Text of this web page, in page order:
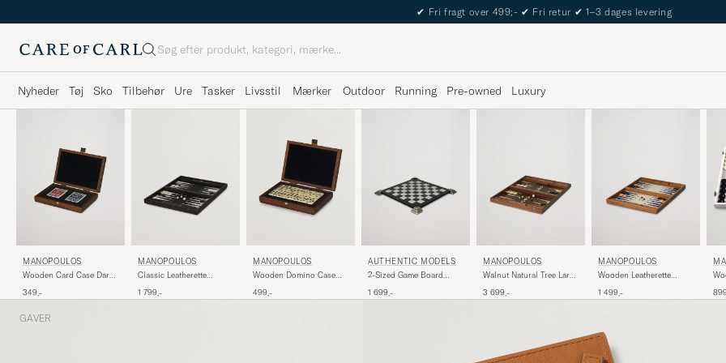
✔ Fri fragt over 499;- ✔ Fri retur ✔ 1–3 dages levering
Søg
Nyheder Tøj Sko Tilbehør Ure Tasker Livsstil Mærker Outdoor Running Pre-owned Luxury
MANOPOULOS
Wooden Card Case Dark
349,-
MANOPOULOS
Classic Leatherette
1 799,-
MANOPOULOS
Wooden Domino Case
499,-
AUTHENTIC MODELS
2-Sized Game Board
1 699,-
MANOPOULOS
Walnut Natural Tree Large
3 699,-
MANOPOULOS
Wooden Leatherette
1 499,-
GAVER